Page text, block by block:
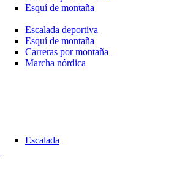
Esquí de montaña
Escalada deportiva
Esquí de montaña
Carreras por montaña
Marcha nórdica
Escalada